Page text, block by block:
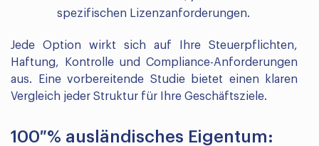
spezifischen Lizenzanforderungen.
Jede Option wirkt sich auf Ihre Steuerpflichten,
Haftung, Kontrolle und Compliance-Anforderungen
aus. Eine vorbereitende Studie bietet einen klaren
Vergleich jeder Struktur für Ihre Geschäftsziele.
100 % ausländisches Eigentum: